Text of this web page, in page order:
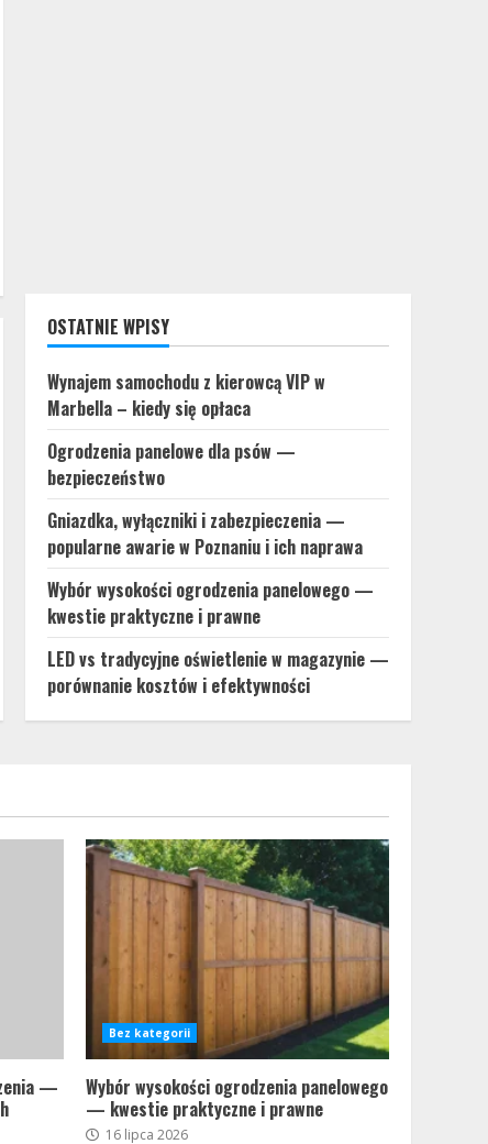
OSTATNIE WPISY
Wynajem samochodu z kierowcą VIP w
Marbella – kiedy się opłaca
Ogrodzenia panelowe dla psów —
bezpieczeństwo
Gniazdka, wyłączniki i zabezpieczenia —
popularne awarie w Poznaniu i ich naprawa
Wybór wysokości ogrodzenia panelowego —
kwestie praktyczne i prawne
LED vs tradycyjne oświetlenie w magazynie —
porównanie kosztów i efektywności
—
Bez kategorii
Wybór wysokości ogrodzenia panelowego
— kwestie praktyczne i prawne
16 lipca 2026